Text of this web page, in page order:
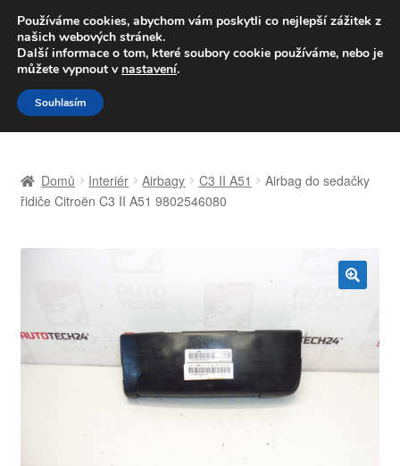
DOPRAVA od 139,-Kč
Volejte po-pá 9-16 704 494 494
Přeskočit
na
navigaci
Přejít
k
obsahu
Celosvětová doprava
Košík
Domů Interiér Airbagy C3 II A51
Airbag do sedačky
řidiče Citroën C3 II A51 9802546080
Používáme cookies, abychom vám poskytli co nejlepší zážitek z
našich webových stránek.
Další informace o tom, které soubory cookie používáme, nebo je
můžete vypnout v nastavení.
Souhlasím